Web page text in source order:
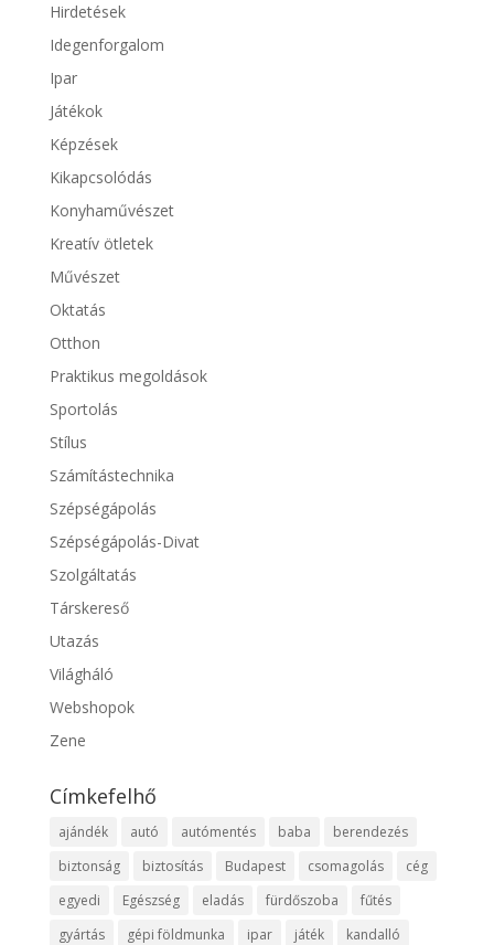
Hirdetések
Idegenforgalom
Ipar
Játékok
Képzések
Kikapcsolódás
Konyhaművészet
Kreatív ötletek
Művészet
Oktatás
Otthon
Praktikus megoldások
Sportolás
Stílus
Számítástechnika
Szépségápolás
Szépségápolás-Divat
Szolgáltatás
Társkereső
Utazás
Világháló
Webshopok
Zene
Címkefelhő
ajándék autó autómentés baba
berendezés
biztonság
biztosítás Budapest csomagolás
cég
egyedi
Egészség eladás fürdőszoba
fűtés
gyártás
gépi földmunka ipar játék kandalló